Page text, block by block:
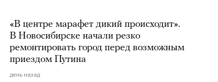
«В центре марафет дикий происходит».
В Новосибирске начали резко
ремонтировать город перед возможным
приездом Путина
день назад